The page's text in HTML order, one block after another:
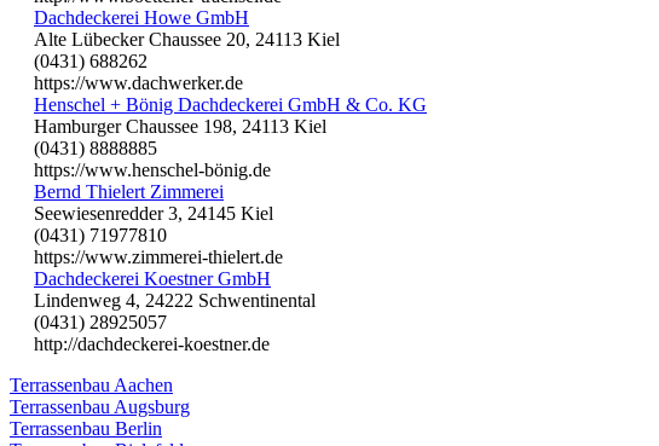
Dachdeckerei Howe GmbH
Alte Lübecker Chaussee 20, 24113 Kiel
(0431) 688262
https://www.dachwerker.de
Henschel + Bönig Dachdeckerei GmbH & Co. KG
Hamburger Chaussee 198, 24113 Kiel
(0431) 8888885
https://www.henschel-bönig.de
Bernd Thielert Zimmerei
Seewiesenredder 3, 24145 Kiel
(0431) 71977810
https://www.zimmerei-thielert.de
Dachdeckerei Koestner GmbH
Lindenweg 4, 24222 Schwentinental
(0431) 28925057
http://dachdeckerei-koestner.de
Terrassenbau Aachen
Terrassenbau Augsburg
Terrassenbau Berlin